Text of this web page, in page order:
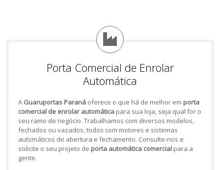
Porta Comercial de Enrolar
Automática
A Guaruportas Paranáoferece o que há de melhor em porta
comercial de enrolar automáticapara sua loja, seja qual for o
seu ramo de negócio. Trabalhamos com diversos modelos,
fechados ou vazados, todos com motores e sistemas
automáticos de abertura e fechamento. Consulte-nos e
solicite o seu projeto de porta automática comercialpara a
gente.